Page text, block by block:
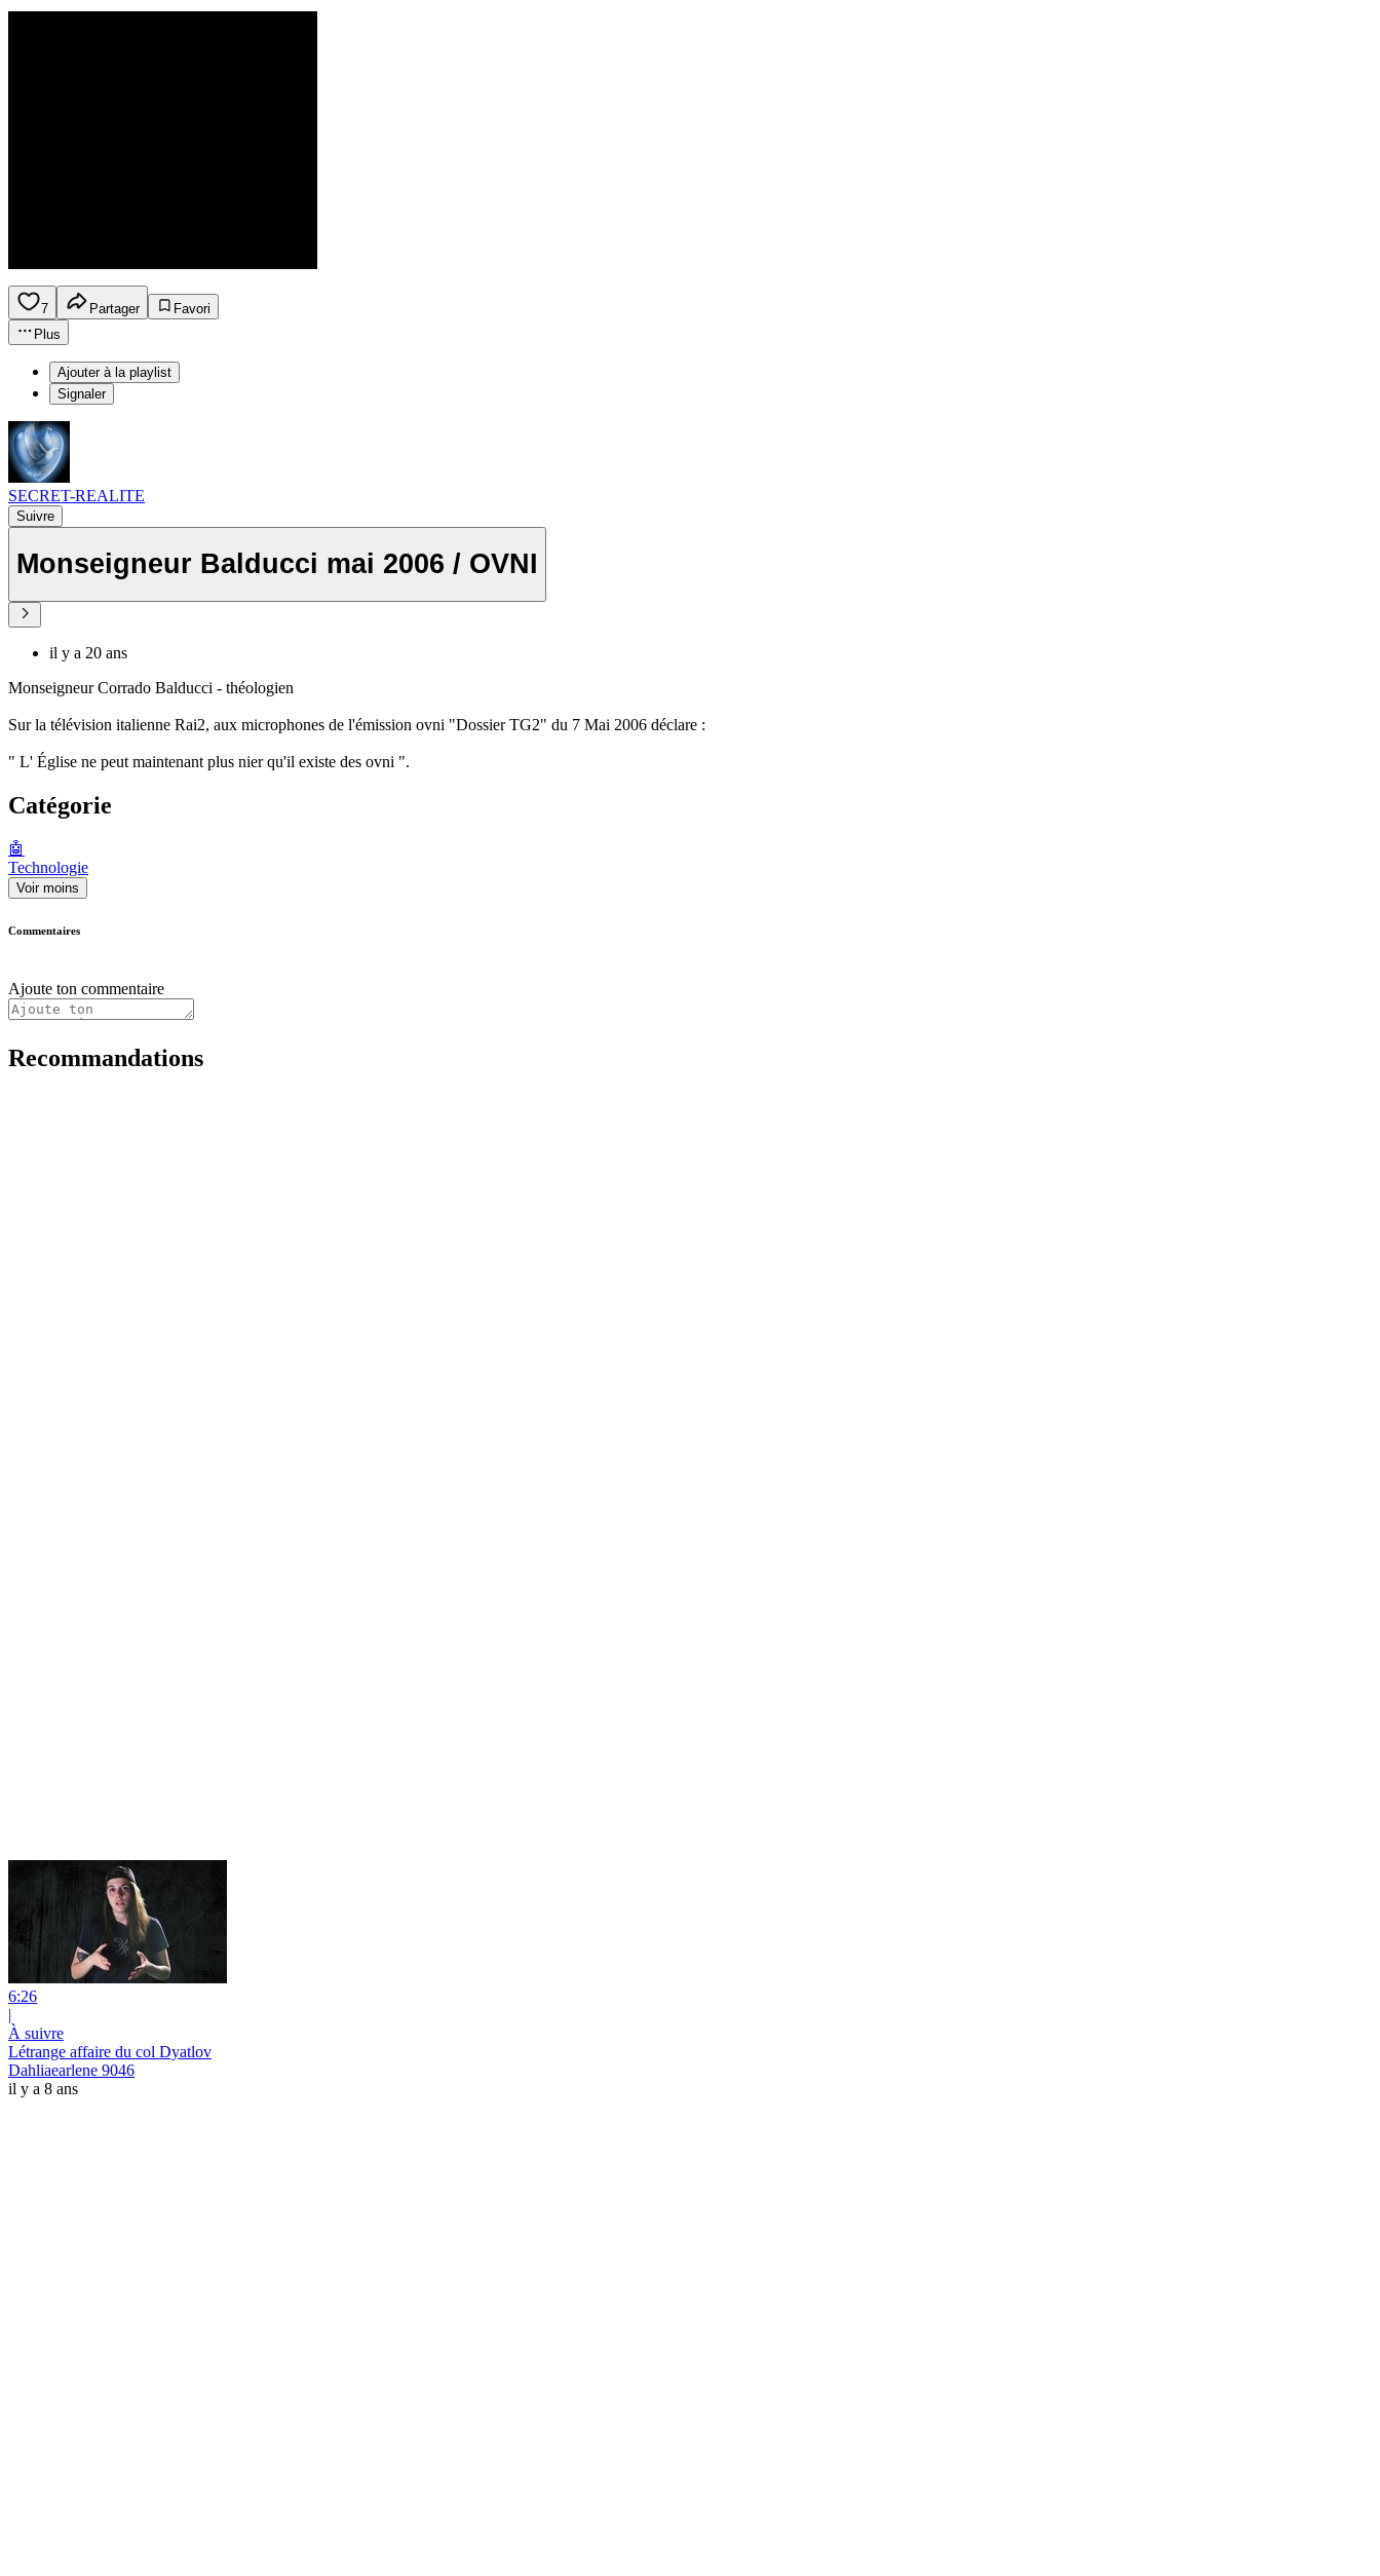
7 Partager
Favori
Plus
Ajouter à la playlist
Signaler
SECRET-REALITE
Suivre
Monseigneur Balducci mai 2006 / OVNI
il y a 20 ans
Monseigneur Corrado Balducci - théologien
Sur la télévision italienne Rai2, aux microphones de l'émission ovni "Dossier TG2" du 7 Mai 2006 déclare :
" L' Église ne peut maintenant plus nier qu'il existe des ovni ".
Catégorie
🤖
Technologie
Voir moins
Commentaires
Ajoute ton commentaire
Recommandations
6:26
|
À suivre
Létrange affaire du col Dyatlov
Dahliaearlene 9046
il y a 8 ans